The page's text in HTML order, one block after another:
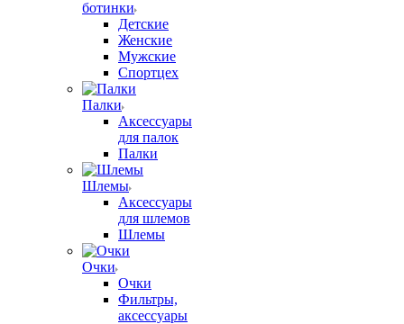
ботинки
Детские
Женские
Мужские
Спортцех
Палки
Аксессуары
для палок
Палки
Шлемы
Аксессуары
для шлемов
Шлемы
Очки
Очки
Фильтры,
аксессуары